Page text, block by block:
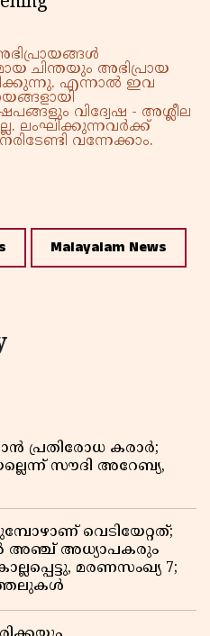
ചിന്തയും അഭിപ്രായ
എന്നാൽ ഇവ
വിദ്വേഷ - അശ്ലീല
ലംഘിക്കുന്നവർക്ക്
വന്നേക്കാം.
Malayalam News
പ്രതിരോധ കരാർ;
സൗദി അറേബ്യ,
വെടിയേറ്റത്;
അഞ്ച് അധ്യാപകരും
മരണസംഖ്യ 7;